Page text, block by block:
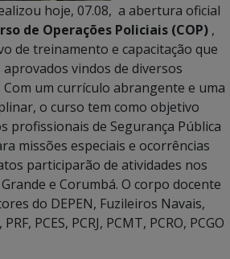
hoje, 07.08, a abertura oficial
de Operações Policiais (COP) ,
de treinamento e capacitação que
vindos de diversos
Com um currículo abrangente e uma
o curso tem como objetivo
profissionais de Segurança Pública
missões especiais e ocorrências
participarão de atividades nos
e Corumbá. O corpo docente
do DEPEN, Fuzileiros Navais,
PCES, PCRJ, PCMT, PCRO, PCGO